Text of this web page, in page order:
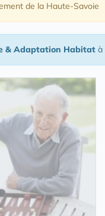
de la Haute-Savoie
& Adaptation Habitat à